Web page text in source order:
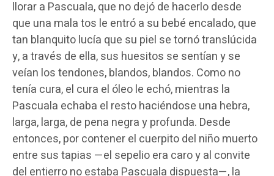
llorar a Pascuala, que no dejó de hacerlo desde
que una mala tos le entró a su bebé encalado, que
tan blanquito lucía que su piel se tornó translúcida
y, a través de ella, sus huesitos se sentían y se
veían los tendones, blandos, blandos. Como no
tenía cura, el cura el óleo le echó, mientras la
Pascuala echaba el resto haciéndose una hebra,
larga, larga, de pena negra y profunda. Desde
entonces, por contener el cuerpito del niño muerto
entre sus tapias —el sepelio era caro y al convite
del entierro no estaba Pascuala dispuesta—, la